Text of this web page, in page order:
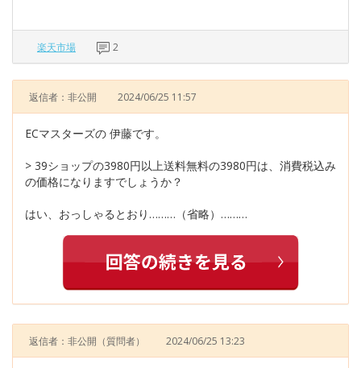
楽天市場 2
返信者：非公開 2024/06/25 11:57
ECマスターズの 伊藤です。
> 39ショップの3980円以上送料無料の3980円は、消費税込み
の価格になりますでしょうか？
はい、おっしゃるとおり………（省略）………
返信者：非公開 （質問者） 2024/06/25 13:23